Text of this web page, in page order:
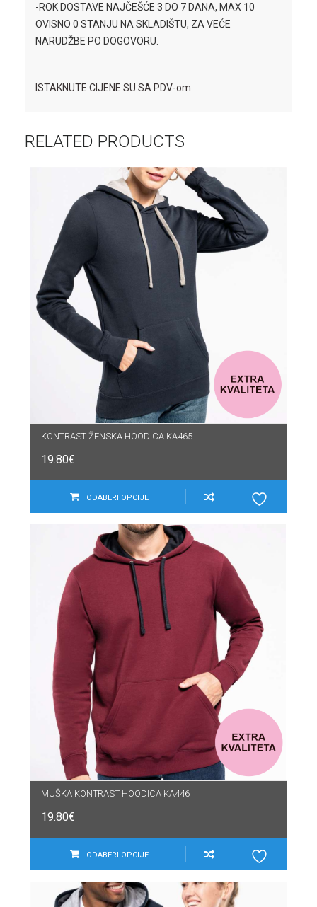
-ROK DOSTAVE NAJČEŠĆE 3 DO 7 DANA, MAX 10
OVISNO 0 STANJU NA SKLADIŠTU, ZA VEĆE
NARUDŽBE PO DOGOVORU.
ISTAKNUTE CIJENE SU SA PDV-om
RELATED PRODUCTS
KONTRAST ŽENSKA HOODICA KA465
19.80€
ODABERI OPCIJE
MUŠKA KONTRAST HOODICA KA446
19.80€
ODABERI OPCIJE